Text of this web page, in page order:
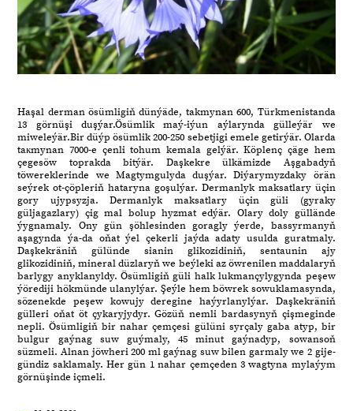
Haşal derman ösümligiň dünýäde, takmynan 600, Türkmenistanda
13 görnüşi duşýar.Ösümlik maý-iýun aýlarynda gülleýär we
miweleýär.Bir düýp ösümlik 200-250 sebetjigi emele getirýär. Olarda
taкmynan 7000-e çenli tohum kemala gelýär. Köplenç çäge hem
çegesöw toprakda bitýär. Daşkekre ülkämizde Aşgabadyň
töwereklerinde we Magtymgulyda duşýar. Diýarymyzdaky örän
seýrek ot-çöpleriň hataryna goşulýar. Dermanlyk maksatlary üçin
gory ujypsyzja. Dermanlyk maksatlary üçin güli (gyraky
güljagazlary) çig mal bolup hyzmat edýär. Olary doly güllände
ýygnamaly. Ony gün şöhlesinden goragly ýerde, bassyrmanyň
aşagynda ýa-da oňat ýel çekerli jaýda adaty usulda guratmaly.
Daşkekräniň gülünde sianin glikozidiniň, sentaunin ajy
glikozidiniň, mineral düzlaryň we beýleki az öwrenilen maddalaryň
barlygy anyklanyldy. Ösümligiň güli halk lukmançylygynda peşew
ýörediji hökmünde ulanylýar. Şeýle hem böwrek sowuklamasynda,
sözenekde peşew kowujy deregine haýyrlanylýar. Daşkekräniň
gülleri oňat öt çykaryjydyr. Gözüň nemli bardasynyň çişmeginde
nepli. Ösümligiň bir nahar çemçesi gülüni syrçaly gaba atyp, bir
bulgur gaýnag suw guýmaly, 45 minut gaýnadyp, sowansoň
süzmeli. Alnan jöwheri 200 ml gaýnag suw bilen garmaly we 2 gije-
gündiz saklamaly. Her gün 1 nahar çemçeden 3 wagtyna mylaýym
görnüşinde içmeli.